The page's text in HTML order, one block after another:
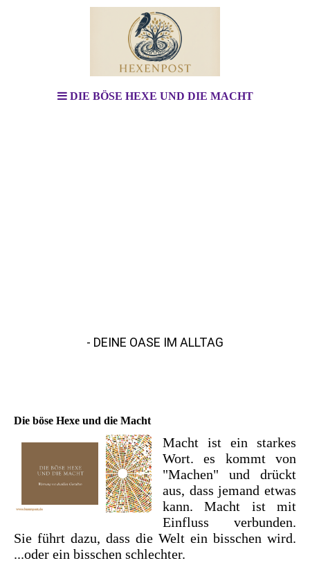
DIE BÖSE HEXE UND DIE MACHT
- DEINE OASE IM ALLTAG
Die böse Hexe und die Macht
Macht ist ein starkes
Wort. es kommt von
"Machen" und drückt
aus, dass jemand etwas
kann. Macht ist mit
Einfluss verbunden.
Sie führt dazu, dass die Welt ein bisschen wird.
...oder ein bisschen schlechter.